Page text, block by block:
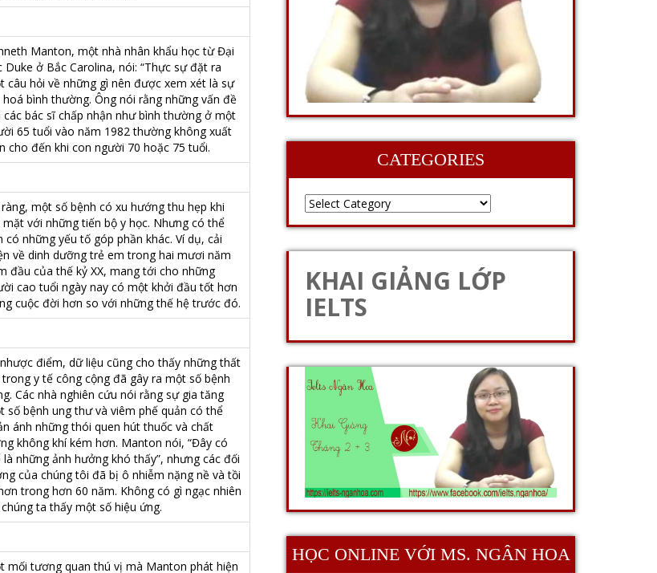
Manton, một nhà nhân khẩu học từ Đại
Duke ở Bắc Carolina, nói: “Thực sự đặt ra
câu hỏi về những gì nên được xem xét là sự
hoá bình thường. Ông nói rằng những vấn đề
các bác sĩ chấp nhận như bình thường ở một
65 tuổi vào năm 1982 thường không xuất
cho đến khi con người 70 hoặc 75 tuổi.
ràng, một số bệnh có xu hướng thu hẹp khi
mặt với những tiến bộ y học. Nhưng có thể
có những yếu tố góp phần khác. Ví dụ, cải
về dinh dưỡng trẻ em trong hai mươi năm
đầu của thế kỷ XX, mang tới cho những
cao tuổi ngày nay có một khởi đầu tốt hơn
cuộc đời hơn so với những thế hệ trước đó.
điểm, dữ liệu cũng cho thấy những thất
trong y tế công cộng đã gây ra một số bệnh
Các nhà nghiên cứu nói rằng sự gia tăng
số bệnh ung thư và viêm phế quản có thể
ánh những thói quen hút thuốc và chất
không khí kém hơn. Manton nói, “Đây có
là những ảnh hưởng khó thấy”, nhưng các đối
của chúng tôi đã bị ô nhiễm nặng nề và tồi
trong hơn 60 năm. Không có gì ngạc nhiên
ta thấy một số hiệu ứng.
mối tương quan thú vị mà Manton phát hiện
CATEGORIES
KHAI GIẢNG LỚP
IELTS
HỌC ONLINE VỚI MS. NGÂN HOA